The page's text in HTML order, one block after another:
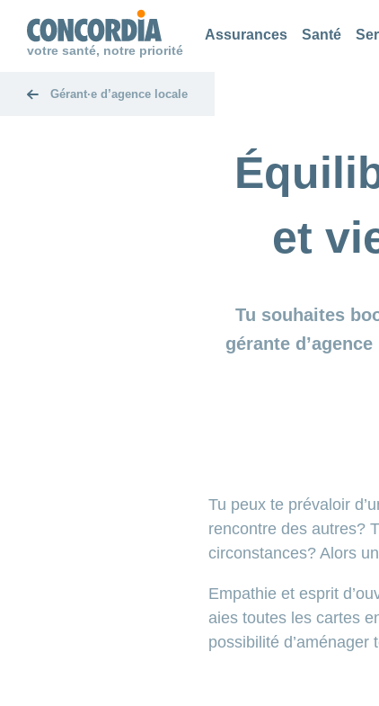
votre santé, notre priorité
Assurances Santé
Chercher
Chercher
Chercher
Gérant·e d’agence locale
et
Tu souhaites
gérante
Tu peux te prévaloir
rencontre des autres?
circonstances? Alors
Empathie et esprit
aies toutes les cartes
possibilité